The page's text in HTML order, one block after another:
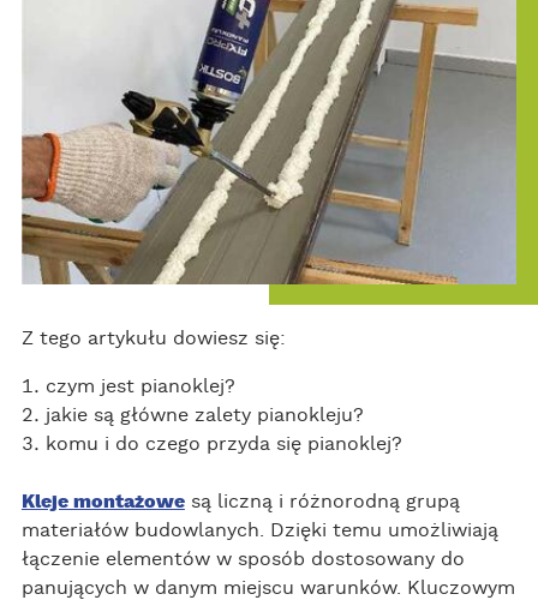
Z tego artykułu dowiesz się:
czym jest pianoklej?
jakie są główne zalety pianokleju?
komu i do czego przyda się pianoklej?
Kleje montażowesą liczną i różnorodną grupą
materiałów budowlanych. Dzięki temu umożliwiają
łączenie elementów w sposób dostosowany do
panujących w danym miejscu warunków. Kluczowym